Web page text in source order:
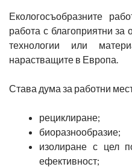
Екологосъобразните
работа с благоприятни
технологии или
нарастващите в Европа.
Става дума за работни
рециклиране;
биоразнообразие;
изолиране с цел
ефективност;